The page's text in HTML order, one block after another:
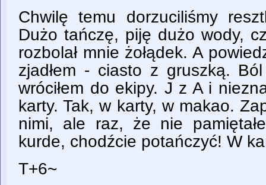
Chwilę temu dorzuciliśmy
Dużo tańczę, piję dużo wody,
rozbolał mnie żołądek. A
zjadłem - ciasto z gruszką.
wróciłem do ekipy. J z A i
karty. Tak, w karty, w makao.
nimi, ale raz, że nie
kurde, chodźcie potańczyć! W
T+6~